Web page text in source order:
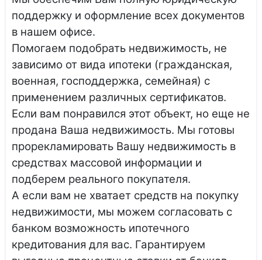
поддержку и оформление всех документов
в нашем офисе.
Помогаем подобрать недвижимость, не
зависимо от вида ипотеки (гражданская,
военная, господдержка, семейная) с
применением различных сертификатов.
Если вам понравился этот объект, но еще не
продана Ваша недвижимость. Мы готовы
прорекламировать Вашу недвижимость в
средствах массовой информации и
подберем реального покупателя.
А если вам не хватает средств на покупку
недвижимости, мы можем согласовать с
банком возможность ипотечного
кредитования для вас. Гарантируем